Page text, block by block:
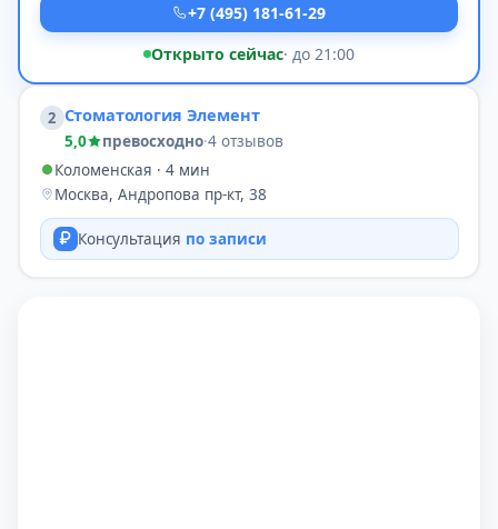
+7 (495) 181-61-29
Открыто сейчас· до 21:00
2 Стоматология Элемент
5,0 превосходно·4 отзывов
Коломенская · 4 мин
Москва, Андропова пр-кт, 38
Консультация по записи